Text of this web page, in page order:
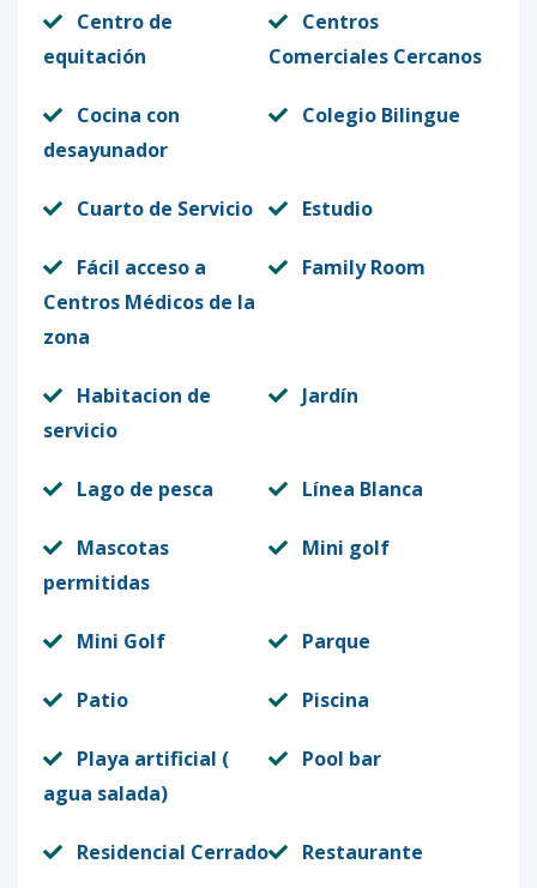
Centro de
equitación
Centros
Comerciales Cercanos
Cocina con
desayunador
Colegio Bilingue
Cuarto de Servicio Estudio
Fácil acceso a
Centros Médicos de la
zona
Family Room
Habitacion de
servicio
Jardín
Lago de pesca Línea Blanca
Mascotas
permitidas
Mini golf
Mini Golf Parque
Patio Piscina
Playa artificial (
agua salada)
Pool bar
Residencial Cerrado Restaurante